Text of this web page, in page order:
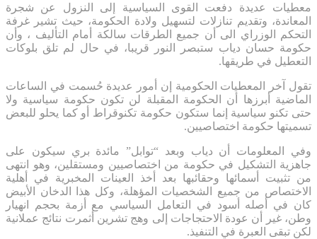
معطيات عديدة دفعت القوى السياسية إلى النزول عن شجرة
المعاندة، وتقديم تنازلات لتسهيل ولادة الحكومة، حيث تشير غرفة
التحكم الوزراي الى أن جميع الطرقات سالكة أمام التأليف ، وأن
حكومة حسان دياب ستبصر النور قريبا، في حال لم تلق بلوكات
التعطيل في طريقها.
تقول آخر المعطيات الحكومية إن أمور عديدة حُسمت في الساعات
الماضية أبرزها أن الحكومة المقبلة لن تكون حكومة سياسية ولا
حتى تكنو سياسية إنما ستكون حكومة تكنوقراط أو كما يحلو للبعض
تسميتها حكومة اختصاصيين.
وفي المعلومات أن دياب وبعد “توابل” مائدة بري سيكون على
جاهزية التشكيل في حكومة من اختصاصيين ومستقلين، وهو انتهى
من تثبيت أسمائها وحقائبها بعد أخذ العينات المخبرية في أهلية
الاختصاص من جميع الشخصيات المؤهلة، وكل هذا الدخان الأبيض
كان في أصله أسود في التعامل السياسي مع أزمة بحجم انهيار
وطن، غير أن عودة الاحتجاجات إلى وهج تشرين أثمرت نتائج عملانية
لكن تبقى العبرة في التنفيذ.